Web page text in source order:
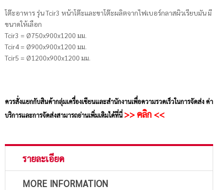
โต๊ะอาหาร รุ่น Tcir3 หน้าโต๊ะและขาโต๊ะผลิตจากไฟเบอร์กลาสผิวเรียบมัน มี
ขนาดให้เลือก
Tcir3 = Ø750x900x1200 มม.
Tcir4 = Ø900x900x1200 มม.
Tcir5 = Ø1200x900x1200 มม.
ควรสั่งแยกกับสินค้ากลุ่มเครื่องเขียนและสำนักงานเพื่อความรวดเร็วในการจัดส่ง ค่า
บริการและการจัดส่งสามารถอ่านเพิ่มเติมได้ที่นี่ >> คลิก <<
รายละเอียด
MORE INFORMATION